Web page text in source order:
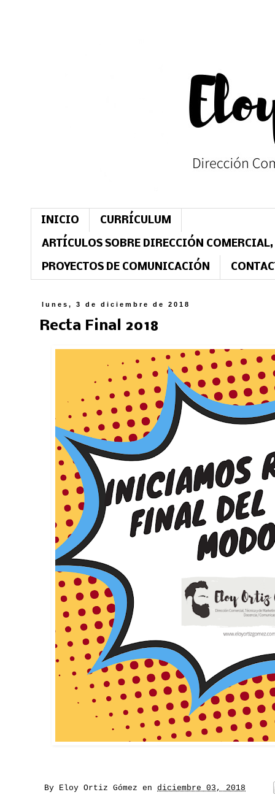
INICIO CURRÍCULUM
ARTÍCULOS SOBRE DIRECCIÓN
PROYECTOS DE COMUNICACIÓN
lunes, 3 de diciembre de 2018
Recta Final 2018
By Eloy Ortiz Gómez en diciembre 03, 2018